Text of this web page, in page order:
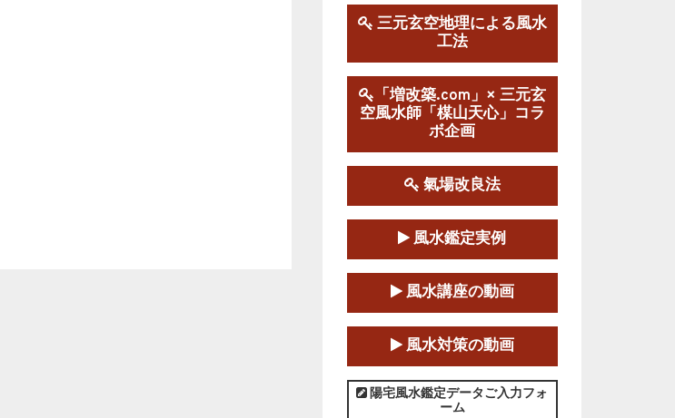
第１９期立命塾実践的風水
学講座
2025-09-13～2026-03-01
この講座の募集は終了しました。
陰宅三元玄空風水講座
2025-06-07～2025-06-08
この講座の募集は終了しました。
第１８期立命塾『実践的易
学講座』
2025-06-21～2025-08-24
この講座の募集は終了しました。
第１８期立命塾「実践的四
柱立命学（四柱推命学）講座」
2025-01-11～2025-05-11
三元玄空地理による風水
工法
「増改築.com」× 三元玄
空風水師「楳山天心」コラ
ボ企画
氣場改良法
風水鑑定実例
風水講座の動画
風水対策の動画
陽宅風水鑑定データご入力フォ
ーム